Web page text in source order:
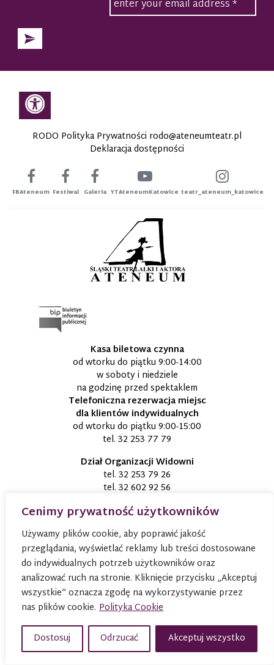
Cenimy prywatność użytkowników
Używamy plików cookie, aby poprawić jakość
przeglądania, wyświetlać reklamy lub treści dostosowane
do indywidualnych potrzeb użytkowników oraz
analizować ruch na stronie. Kliknięcie przycisku „Akceptuj
wszystkie” oznacza zgodę na wykorzystywanie przez
nas plików cookie. Polityka Cookie
Dostosuj
Odrzucać Akceptuj wszystko
RODO Polityka Prywatności rodo@ateneumteatr.pl
Deklaracja dostępności
FBAteneum Festiwal Galeria YTAteneumKatowice teatr_ateneum_katowice
Kasa biletowa czynna
od wtorku do piątku 9:00-14:00
w soboty i niedziele
na godzinę przed spektaklem
Telefoniczna rezerwacja miejsc
dla klientów indywidualnych
od wtorku do piątku 9:00-15:00
tel. 32 253 77 79
Dział Organizacji Widowni
tel. 32 253 79 26
tel. 32 602 92 56
dow@ateneumteatr.pl
Śląski Teatr Lalki i Aktora ATENEUM
św. Jana 10
40-012 Katowice
Sekretariat teatru
tel.32 602 92 51
tel.32 253 82 22
kom.515 903 320
slaski@ateneumteatr.pl